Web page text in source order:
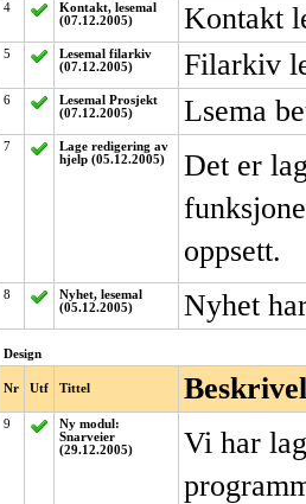
4
Kontakt, lesemal
(07.12.2005)
Kontakt
5
Lesemal filarkiv
(07.12.2005)
Filarkiv
6
Lesemal Prosjekt
(07.12.2005)
Lsema
7
Lage redigering av
hjelp (05.12.2005)
Det er
oppsett.
8
Nyhet, lesemal
(05.12.2005)
Nyhet
Design
Nr Utf Tittel
9
Ny modul:
Snarveier
(29.12.2005)
Vi har